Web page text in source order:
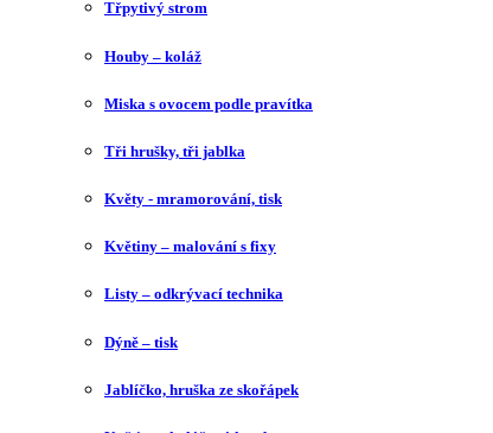
Třpytivý strom
Houby – koláž
Miska s ovocem podle pravítka
Tři hrušky, tři jablka
Květy - mramorování, tisk
Květiny – malování s fixy
Listy – odkrývací technika
Dýně – tisk
Jablíčko, hruška ze skořápek